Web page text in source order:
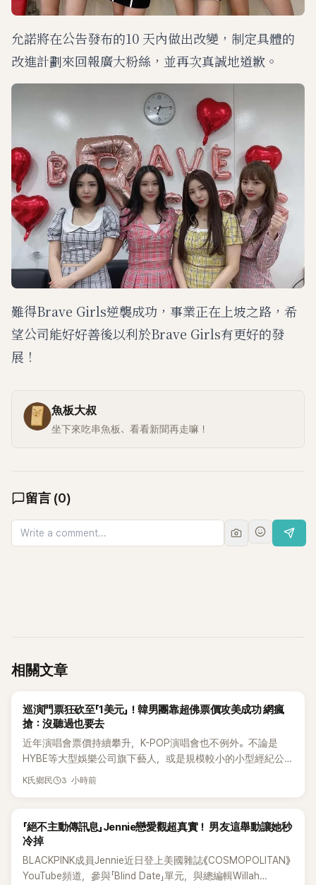
允諾將在公告發布的10 天內做出改變，制定具體的
改進計劃來回報廣大粉絲，並再次真誠地道歉。
難得Brave Girls逆襲成功，事業正在上坡之路，希
望公司能好好善後以利於Brave Girls有更好的發
展！
魚板大叔
坐下來吃串魚板、看看新聞再走嘛！
留言 (0)
相關文章
K-POP
巡演門票狂砍至「1美元」！韓男團靠超佛票價攻美成功 網瘋
搶：沒聽過也要去
近年演唱會票價持續攀升，K-POP演唱會也不例外。不論是
HYBE等大型娛樂公司旗下藝人，或是規模較小的小型經紀公
司，偶爾都會引發粉絲對票價過高的抱怨，甚至直呼「太不合
K氏鄉民 3 小時前
K-POP
「絕不主動傳訊息」Jennie戀愛觀超真實！ 男友這舉動讓她秒
冷掉
BLACKPINK成員Jennie近日登上美國雜誌《COSMOPOLITAN》
YouTube頻道，參與「Blind Date」單元，與總編輯Willah